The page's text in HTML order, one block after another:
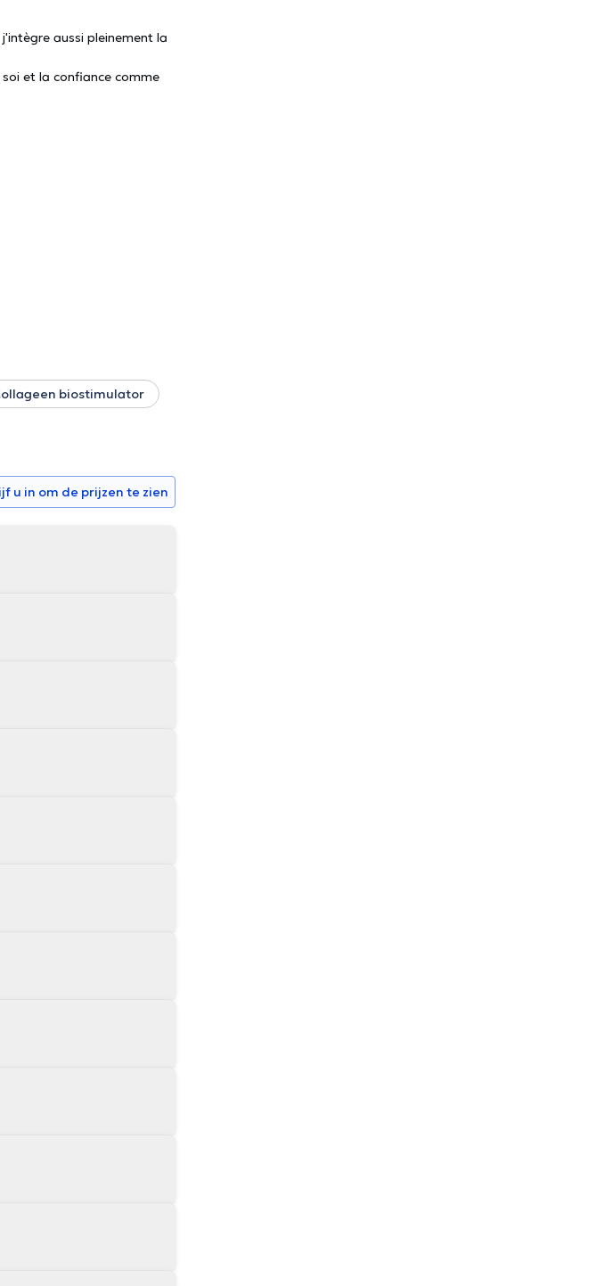
aussi pleinement la
biostimulator
u in om de prijzen te zien